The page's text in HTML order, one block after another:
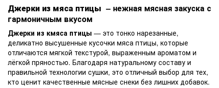
Джерки из мяса птицы – нежная мясная закуска с
гармоничным вкусом
Джерки из кмяса птицы — это тонко нарезанные,
деликатно высушенные кусочки мяса птицы, которые
отличаются мягкой текстурой, выраженным ароматом и
лёгкой пряностью. Благодаря натуральному составу и
правильной технологии сушки, это отличный выбор для тех,
кто ценит качественные мясные снеки без лишних добавок.